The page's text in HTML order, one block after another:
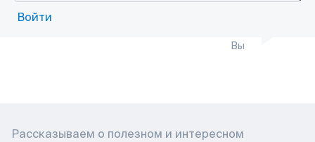
Войти
Вы
Рассказываем о полезном и интересном